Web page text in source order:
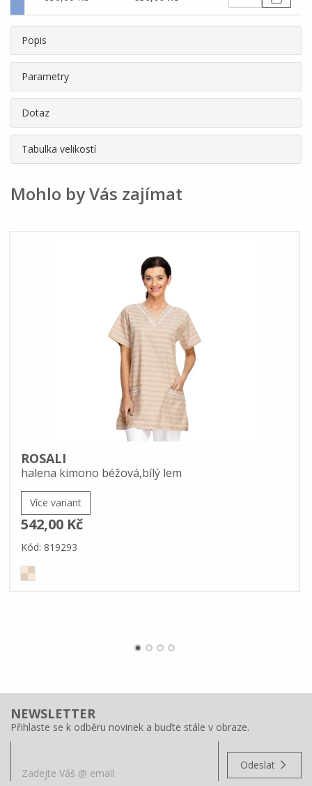
Popis
Parametry
Dotaz
Tabulka velikostí
Mohlo by Vás zajímat
ROSALI
halena kimono béžová,bílý lem
Více variant
542,00 Kč
Kód: 819293
NEWSLETTER
Přihlaste se k odběru novinek a buďte stále v obraze.
Odeslat